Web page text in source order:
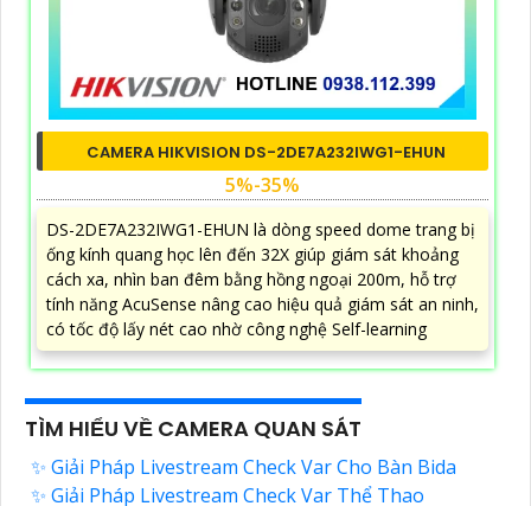
CAMERA HIKVISION DS-2DE7A232IWG1-EHUN
5%-35%
DS-2DE7A232IWG1-EHUN là dòng speed dome trang bị
ống kính quang học lên đến 32X giúp giám sát khoảng
cách xa, nhìn ban đêm bằng hồng ngoại 200m, hỗ trợ
tính năng AcuSense nâng cao hiệu quả giám sát an ninh,
có tốc độ lấy nét cao nhờ công nghệ Self-learning
TÌM HIỂU VỀ CAMERA QUAN SÁT
✨ Giải Pháp Livestream Check Var Cho Bàn Bida
✨ Giải Pháp Livestream Check Var Thể Thao